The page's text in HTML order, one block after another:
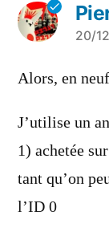
a
dit :
20/
Alors, en
J’utilise un
1) achetée
tant qu’on
l’ID 0